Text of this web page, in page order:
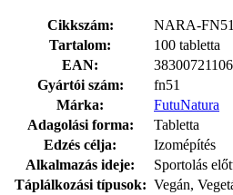
Cikkszám:
NARA-FN51
Tartalom:
100 tabletta
EAN:
Gyártói szám:
fn51
Márka:
FutuNatura
Adagolási forma:
Tabletta
Edzés célja:
Izomépítés
Alkalmazás ideje:
Sportolás
Táplálkozási típusok: Vegán,